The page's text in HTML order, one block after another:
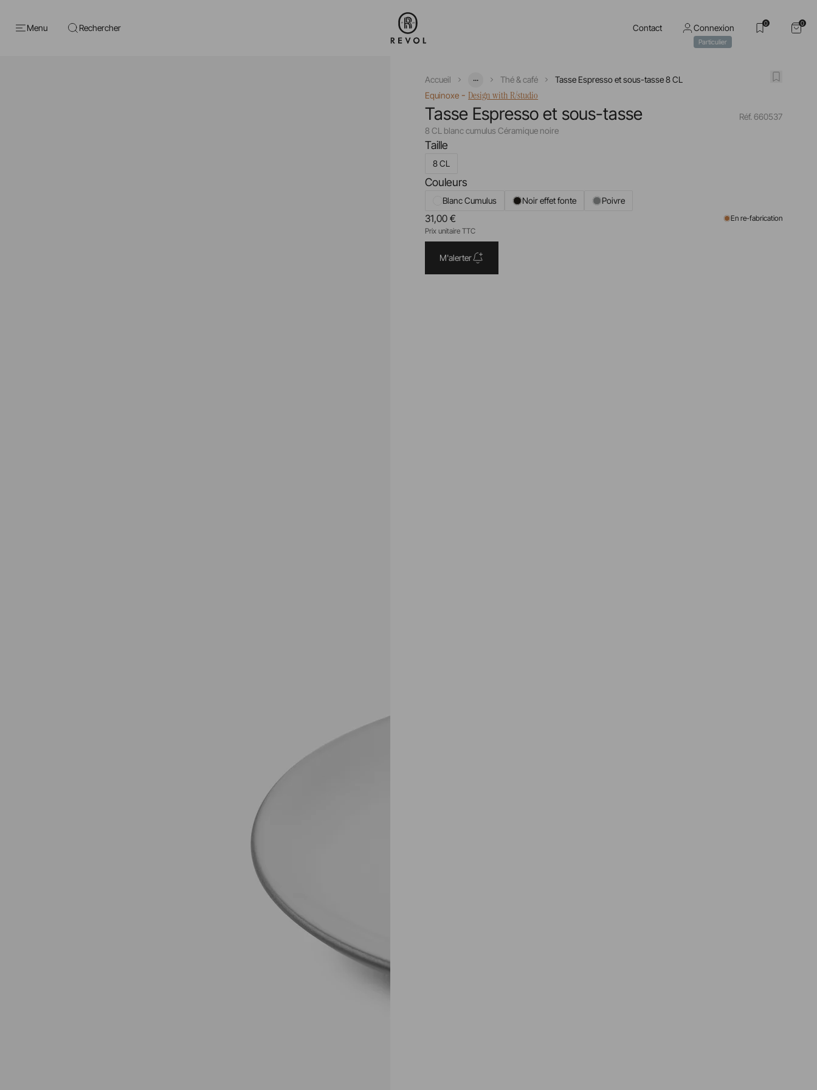
Menu Rechercher Contact Connexion
Particulier
0 0
Accueil ... Thé & café
Tasse Espresso et sous-tasse 8 CL
Equinoxe -Design with R/studio
Tasse Espresso et sous-tasse
8 CL blanc cumulus Céramique noire
Réf. 660537
Taille
8 CL
Couleurs
Blanc Cumulus Noir effet fonte Poivre
31,00 €
Prix unitaire TTC
En re-fabrication
M'alerter